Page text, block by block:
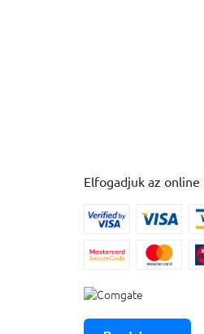
Elfogadjuk az